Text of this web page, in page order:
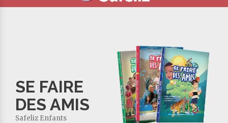
SE FAIRE
DES AMIS
Safeliz Enfants